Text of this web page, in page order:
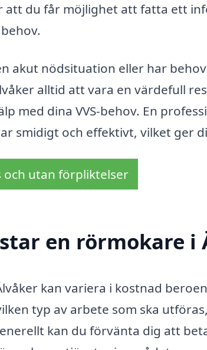
att du får möjlighet att fatta ett
akut nödsituation eller har
alltid att vara en värdefull
med dina VVS-behov. En
smidigt och effektivt, vilket ger
och utan förpliktelser
en rörmokare i
kan variera i kostnad
typ av arbete som ska
kan du förvänta dig att